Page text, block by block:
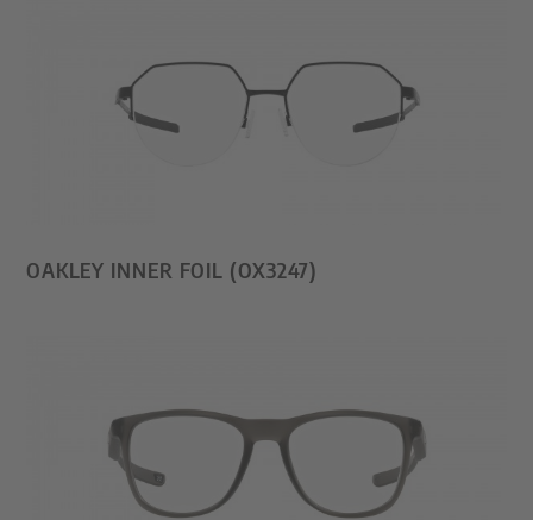
OAKLEY INNER FOIL (OX3247)